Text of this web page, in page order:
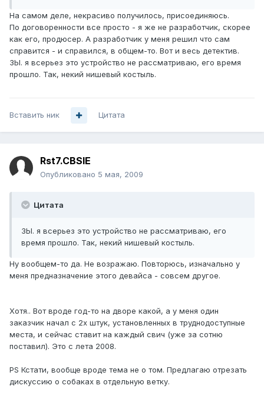
На самом деле, некрасиво получилось, присоединяюсь.
По договоренности все просто - я же не разработчик, скорее
как его, продюсер. А разработчик у меня решил что сам
справится - и справился, в общем-то. Вот и весь детектив.
ЗЫ. я всерьез это устройство не рассматриваю, его время
прошло. Так, некий нишевый костыль.
Вставить ник Цитата
Rst7.CBSIE
Опубликовано 5 мая, 2009
Цитата
ЗЫ. я всерьез это устройство не рассматриваю, его
время прошло. Так, некий нишевый костыль.
Ну вообщем-то да. Не возражаю. Повторюсь, изначально у
меня предназначение этого девайса - совсем другое.
Хотя.. Вот вроде год-то на дворе какой, а у меня один
заказчик начал с 2х штук, установленных в труднодоступные
места, и сейчас ставит на каждый свич (уже за сотню
поставил). Это с лета 2008.
PS Кстати, вообще вроде тема не о том. Предлагаю отрезать
дискуссию о собаках в отдельную ветку.